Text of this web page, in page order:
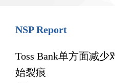
NSP Report
Toss Bank单方面减
始裂痕